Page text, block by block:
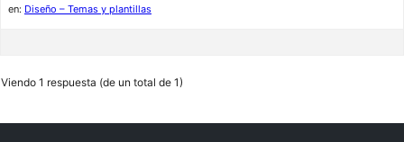
en: Diseño – Temas y plantillas
Viendo 1 respuesta (de un total de 1)